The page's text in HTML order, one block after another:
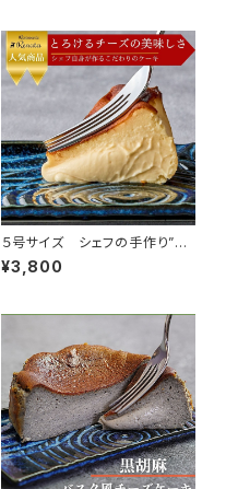
５号サイズ シェフの手作り”と
ろけるなめらか” 濃厚バスク風
チーズケーキ
¥3,800